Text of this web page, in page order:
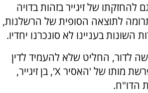
להחזקתו של זיגייר בזהות בדויה
לתוצאה הסופית של הרשלנות,
בעניינו לא סונכרנו יחדיו.
לדור, החליט שלא להעמיד לדין
איש מהמעורבים בפרשת מותו של 'האסיר X', בן זיגייר,
הדו"ח.